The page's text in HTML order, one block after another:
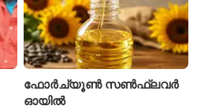
ഫോർച്യൂൺ സൺഫ്ലവർ
ഓയിൽ